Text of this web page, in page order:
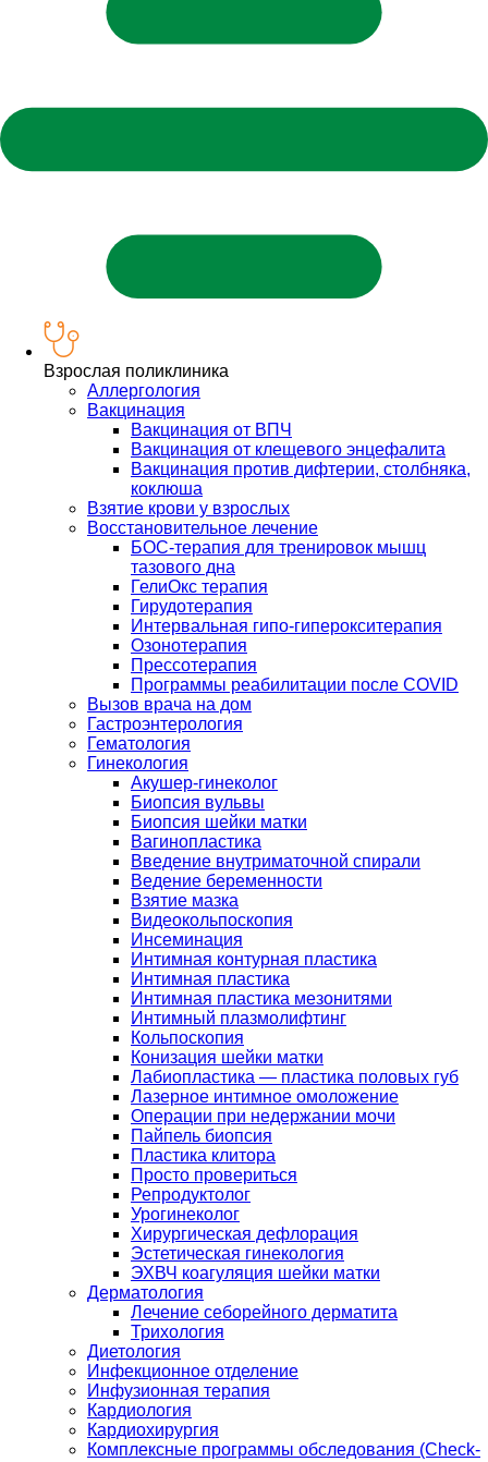
Взрослая поликлиника
Аллергология
Вакцинация
Вакцинация от ВПЧ
Вакцинация от клещевого энцефалита
Вакцинация против дифтерии, столбняка,
коклюша
Взятие крови у взрослых
Восстановительное лечение
БОС-терапия для тренировок мышц
тазового дна
ГелиОкс терапия
Гирудотерапия
Интервальная гипо-гиперокситерапия
Озонотерапия
Прессотерапия
Программы реабилитации после СOVID
Вызов врача на дом
Гастроэнтерология
Гематология
Гинекология
Акушер-гинеколог
Биопсия вульвы
Биопсия шейки матки
Вагинопластика
Введение внутриматочной спирали
Ведение беременности
Взятие мазка
Видеокольпоскопия
Инсеминация
Интимная контурная пластика
Интимная пластика
Интимная пластика мезонитями
Интимный плазмолифтинг
Кольпоскопия
Конизация шейки матки
Лабиопластика — пластика половых губ
Лазерное интимное омоложение
Операции при недержании мочи
Пайпель биопсия
Пластика клитора
Просто провериться
Репродуктолог
Урогинеколог
Хирургическая дефлорация
Эстетическая гинекология
ЭХВЧ коагуляция шейки матки
Дерматология
Лечение себорейного дерматита
Трихология
Диетология
Инфекционное отделение
Инфузионная терапия
Кардиология
Кардиохирургия
Комплексные программы обследования (Check-